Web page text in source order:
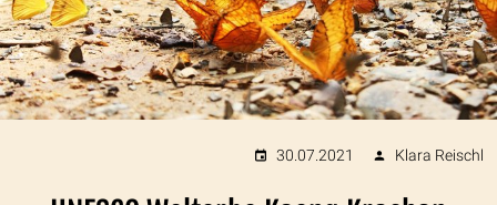
30.07.2021 Klara Reischl